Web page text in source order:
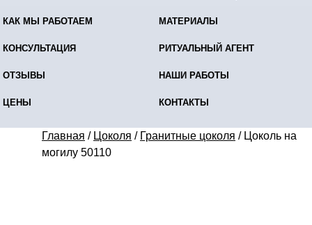
КАК МЫ РАБОТАЕМ МАТЕРИАЛЫ
КОНСУЛЬТАЦИЯ РИТУАЛЬНЫЙ АГЕНТ
ОТЗЫВЫ НАШИ РАБОТЫ
ЦЕНЫ КОНТАКТЫ
Главная / Цоколя / Гранитные цоколя / Цоколь на
могилу 50110